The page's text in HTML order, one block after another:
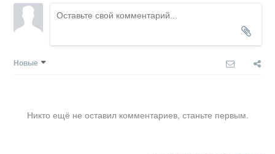
Новые
Никто ещё не оставил комментариев, станьте первым.